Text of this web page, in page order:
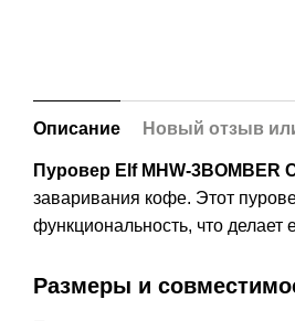
Описание Новый отзыв
Пуровер Elf MHW-3BOMBER
заваривания кофе. Этот
функциональность, что
Размеры и